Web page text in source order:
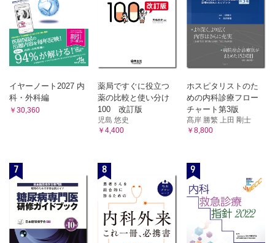
イヤーノート2027 内
科・外科編
￥30,360
薬局ですぐに役立つ
薬の比較と使い分け
100 改訂版
児島 悠史
￥4,400
ホスピタリストのた
めの内科診療フロー
チャート第3版
髙岸 勝繁 上田 剛士
￥8,800
7 8 9